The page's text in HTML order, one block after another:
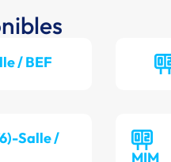
/ BEF
Salle /
MIM